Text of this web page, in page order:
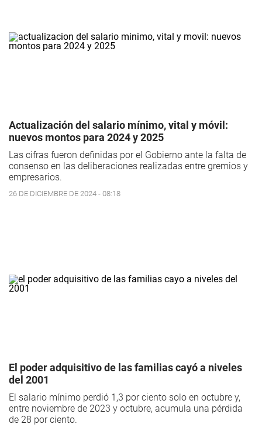
Actualización del salario mínimo, vital y móvil:
nuevos montos para 2024 y 2025
Las cifras fueron definidas por el Gobierno ante la falta de
consenso en las deliberaciones realizadas entre gremios y
empresarios.
26 DE DICIEMBRE DE 2024 - 08:18
El poder adquisitivo de las familias cayó a niveles
del 2001
El salario mínimo perdió 1,3 por ciento solo en octubre y,
entre noviembre de 2023 y octubre, acumula una pérdida
de 28 por ciento.